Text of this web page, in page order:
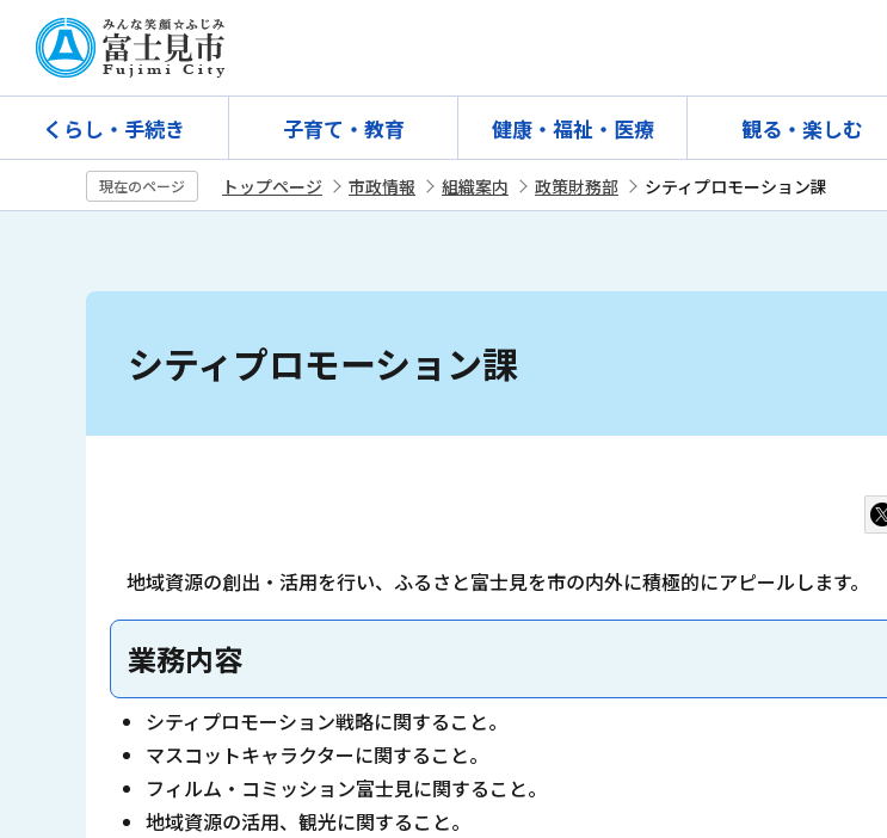
先
くらし・手続き 子育て・教育 健康・福祉・医療 観る・楽しむ
現在のページ トップページ 市政情報 組織案内 政策財務部 シティプロモーション課
シティプロモーション課
地域資源の創出・活用を行い、ふるさと富士見を市の内外に積極的にアピールします。
業務内容
シティプロモーション戦略に関すること。
マスコットキャラクターに関すること。
フィルム・コミッション富士見に関すること。
地域資源の活用、観光に関すること。